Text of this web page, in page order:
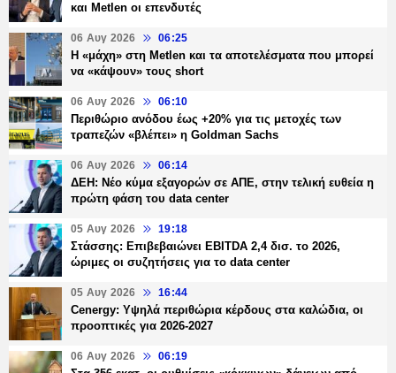
και Metlen οι επενδυτές
06 Αυγ 2026 06:25
H «μάχη» στη Metlen και τα αποτελέσματα που μπορεί
να «κάψουν» τους short
06 Αυγ 2026 06:10
Περιθώριο ανόδου έως +20% για τις μετοχές των
τραπεζών «βλέπει» η Goldman Sachs
06 Αυγ 2026 06:14
ΔΕΗ: Νέο κύμα εξαγορών σε ΑΠΕ, στην τελική ευθεία η
πρώτη φάση του data center
05 Αυγ 2026 19:18
Στάσσης: Επιβεβαιώνει EBITDA 2,4 δισ. το 2026,
ώριμες οι συζητήσεις για το data center
05 Αυγ 2026 16:44
Cenergy: Υψηλά περιθώρια κέρδους στα καλώδια, οι
προοπτικές για 2026-2027
06 Αυγ 2026 06:19